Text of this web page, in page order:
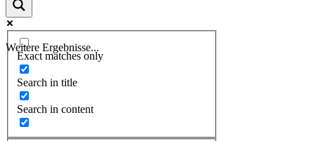
Weitere Ergebnisse...
Exact matches only
Search in title
Search in content